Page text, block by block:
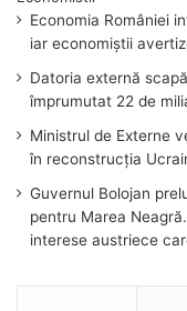
Economia României
iar economiștii
Datoria externă
împrumutat 22 de
Ministrul de Externe
în reconstrucția
Guvernul Bolojan
pentru Marea
interese austriece